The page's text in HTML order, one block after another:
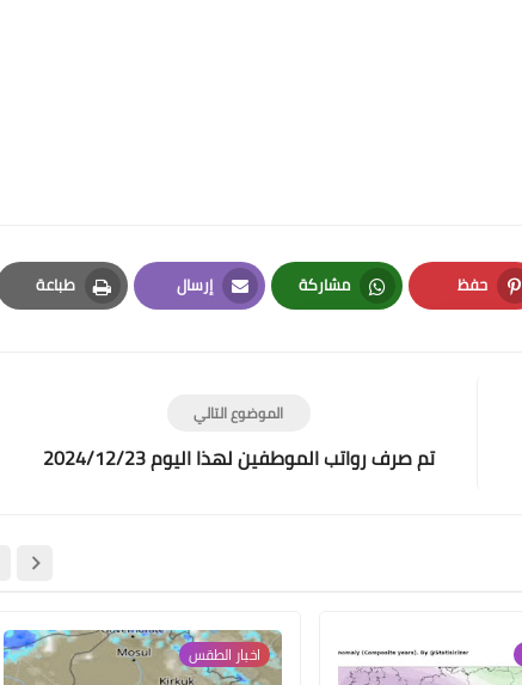
حفظ
Pinterest
مشاركة
Whatsapp
إرسال
Email
طباعة
Print
الموضوع التالي
تم صرف رواتب الموطفين لهذا اليوم 2024/12/23
اخبار الطقس